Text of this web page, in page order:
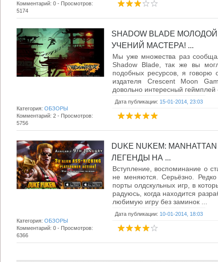
Комментарий: 0 - Просмотров:
5174
SHADOW BLADE
УЧЕНИЙ МАСТЕРА! ...
Мы уже множества раз
Shadow Blade, так же вы
подобных ресурсов, я говорю
издателя Crescent Moon
довольно интересный геймплей
Дата публикации: 15-01-2014, 23:03
Категория: ОБЗОРЫ
Комментарий: 2 - Просмотров:
5756
DUKE NUKEM:
ЛЕГЕНДЫ НА ...
Вступление, воспоминание о
не меняются. Серьёзно.
порты олдскульных игр, в
радуюсь, когда находится
любимую игру без заминок ...
Дата публикации: 10-01-2014, 18:03
Категория: ОБЗОРЫ
Комментарий: 0 - Просмотров:
6366